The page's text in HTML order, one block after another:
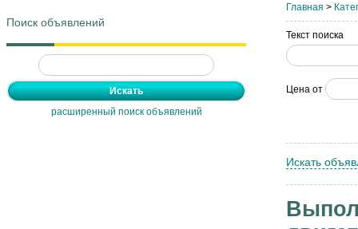
Поиск объявлений
расширенный поиск объявлений
Главная >
Текст поиска
Цена от
Искать